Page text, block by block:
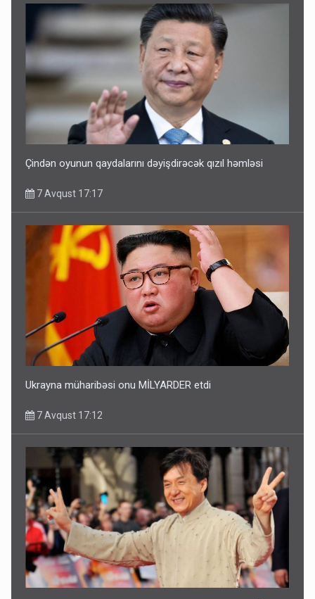
Çindən oyunun qaydalarını dəyişdirəcək qızıl həmləsi
7 Avqust 17:17
Ukrayna müharibəsi onu MİLYARDER etdi
7 Avqust 17:12